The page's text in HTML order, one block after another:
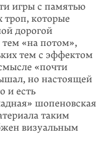
игры с памятью
троп, которые
дорогой
«на потом»,
тем с эффектом
«почти
но настоящей
и есть
шопеновская
таким
визуальным